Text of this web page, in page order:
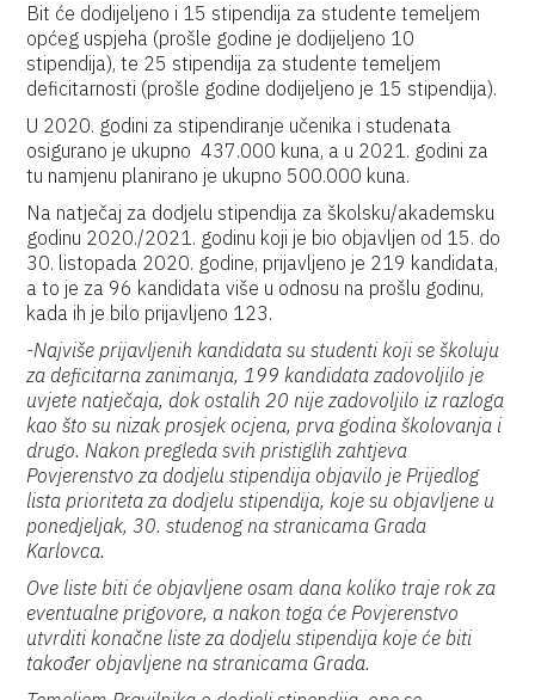
Bit će dodijeljeno i 15 stipendija za studente temeljem
općeg uspjeha (prošle godine je dodijeljeno 10
stipendija), te 25 stipendija za studente temeljem
deficitarnosti (prošle godine dodijeljeno je 15 stipendija).
U 2020. godini za stipendiranje učenika i studenata
osigurano je ukupno 437.000 kuna, a u 2021. godini za
tu namjenu planirano je ukupno 500.000 kuna.
Na natječaj za dodjelu stipendija za školsku/akademsku
godinu 2020./2021. godinu koji je bio objavljen od 15. do
30. listopada 2020. godine, prijavljeno je 219 kandidata,
a to je za 96 kandidata više u odnosu na prošlu godinu,
kada ih je bilo prijavljeno 123.
-Najviše prijavljenih kandidata su studenti koji se školuju
za deficitarna zanimanja, 199 kandidata zadovoljilo je
uvjete natječaja, dok ostalih 20 nije zadovoljilo iz razloga
kao što su nizak prosjek ocjena, prva godina školovanja i
drugo. Nakon pregleda svih pristiglih zahtjeva
Povjerenstvo za dodjelu stipendija objavilo je Prijedlog
lista prioriteta za dodjelu stipendija, koje su objavljene u
ponedjeljak, 30. studenog na stranicama Grada
Karlovca.
Ove liste biti će objavljene osam dana koliko traje rok za
eventualne prigovore, a nakon toga će Povjerenstvo
utvrditi konačne liste za dodjelu stipendija koje će biti
također objavljene na stranicama Grada.